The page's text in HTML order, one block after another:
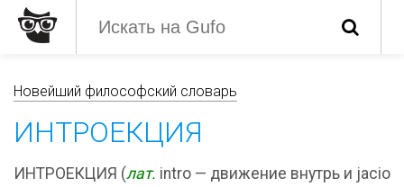
Новейший философский словарь
ИНТРОЕКЦИЯ
ИНТРОЕКЦИЯ (лат. intro — движение внутрь и jacio